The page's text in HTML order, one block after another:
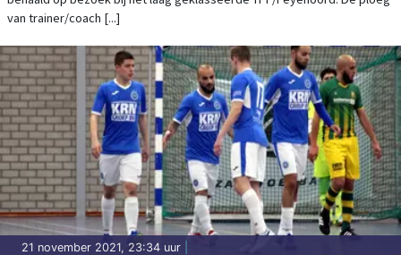
van trainer/coach [...]
21 november 2021, 23:34 uur